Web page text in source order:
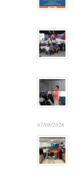
07/08/2026